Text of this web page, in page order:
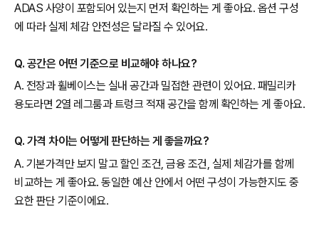
ADAS 사양이 포함되어 있는지 먼저 확인하는 게 좋아요. 옵션 구성
에 따라 실제 체감 안전성은 달라질 수 있어요.
Q. 공간은 어떤 기준으로 비교해야 하나요?
A. 전장과 휠베이스는 실내 공간과 밀접한 관련이 있어요. 패밀리카
용도라면 2열 레그룸과 트렁크 적재 공간을 함께 확인하는 게 좋아요.
Q. 가격 차이는 어떻게 판단하는 게 좋을까요?
A. 기본가격만 보지 말고 할인 조건, 금융 조건, 실제 체감가를 함께
비교하는 게 좋아요. 동일한 예산 안에서 어떤 구성이 가능한지도 중
요한 판단 기준이에요.